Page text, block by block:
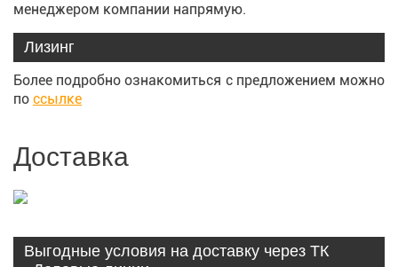
менеджером компании напрямую.
Лизинг
Более подробно ознакомиться с предложением можно
по ссылке
Доставка
Выгодные условия на доставку через ТК